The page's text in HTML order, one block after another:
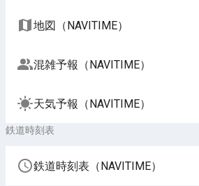
地図（NAVITIME）
混雑予報（NAVITIME）
天気予報（NAVITIME）
鉄道時刻表
鉄道時刻表（NAVITIME）